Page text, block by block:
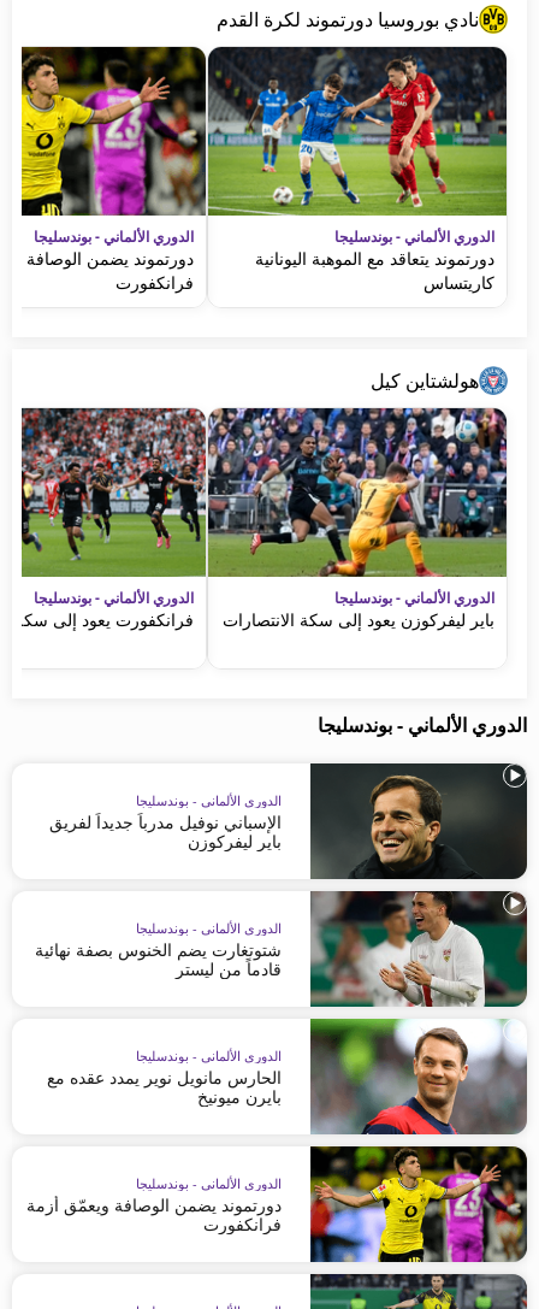
نادي بوروسيا دورتموند لكرة القدم
الدوري الألماني - بوندسليجا
دورتموند يتعاقد مع الموهبة اليونانية
كاريتساس
الدوري الألماني - بوندسليجا
دورتموند يضمن الوصافة
فرانكفورت
هولشتاين كيل
الدوري الألماني - بوندسليجا
باير ليفركوزن يعود إلى سكة الانتصارات
الدوري الألماني - بوندسليجا
فرانكفورت يعود إلى سكة
الدوري الألماني - بوندسليجا
الدوري الألماني - بوندسليجا
الإسباني نوفيل مدرباً جديداً لفريق
باير ليفركوزن
الدوري الألماني - بوندسليجا
شتوتغارت يضم الخنوس بصفة نهائية
قادماً من ليستر
الدوري الألماني - بوندسليجا
الحارس مانويل نوير يمدد عقده مع
بايرن ميونيخ
الدوري الألماني - بوندسليجا
دورتموند يضمن الوصافة ويعمّق أزمة
فرانكفورت